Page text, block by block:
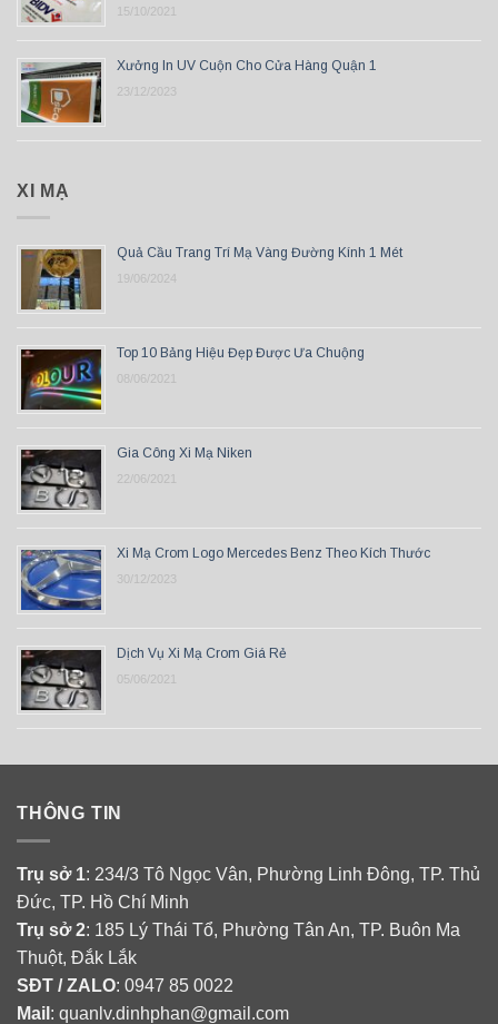
15/10/2021
Xưởng In UV Cuộn Cho Cửa Hàng Quận 1
23/12/2023
XI MẠ
Quả Cầu Trang Trí Mạ Vàng Đường Kính 1 Mét
19/06/2024
Top 10 Bảng Hiệu Đẹp Được Ưa Chuộng
08/06/2021
Gia Công Xi Mạ Niken
22/06/2021
Xi Mạ Crom Logo Mercedes Benz Theo Kích Thước
30/12/2023
Dịch Vụ Xi Mạ Crom Giá Rẻ
05/06/2021
THÔNG TIN
Trụ sở 1: 234/3 Tô Ngọc Vân, Phường Linh Đông, TP. Thủ
Đức, TP. Hồ Chí Minh
Trụ sở 2: 185 Lý Thái Tổ, Phường Tân An, TP. Buôn Ma
Thuột, Đắk Lắk
SĐT / ZALO: 0947 85 0022
Mail : quanlv.dinhphan@gmail.com